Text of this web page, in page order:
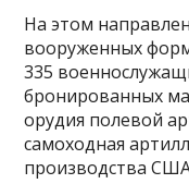
На этом
вооруженных
335
бронированных
орудия полевой
самоходная
производства